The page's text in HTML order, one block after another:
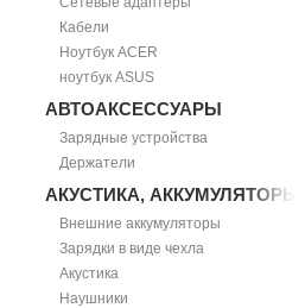
Кабели
Ноутбук ACER
ноутбук ASUS
АВТОАКСЕССУАРЫ
Зарядные устройства
Держатели
АКУСТИКА, АККУМУЛЯТОРЫ
Внешние аккумуляторы
Зарядки в виде чехла
Акустика
Наушники